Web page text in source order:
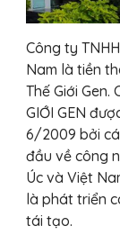
Công ty
Nam là tiền
Thế Giới Gen.
GIỚI GEN
6/2009 bởi
đầu về công
Úc và Việt
là phát triển
tái tạo.